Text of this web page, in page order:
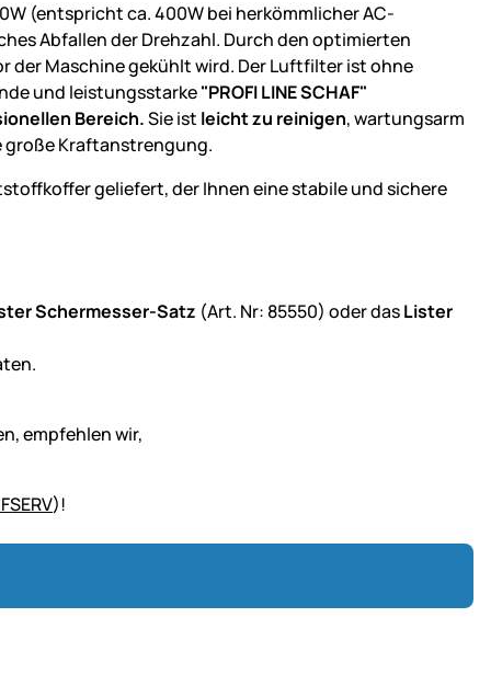
(entspricht ca. 400W bei herkömmlicher AC-
Abfallen der Drehzahl. Durch den optimierten
Maschine gekühlt wird. Der Luftfilter ist ohne
und leistungsstarke"PROFI LINE SCHAF"
Bereich.Sie ist leicht zu reinigen, wartungsarm
große Kraftanstrengung.
geliefert, der Ihnen eine stabile und sichere
Schermesser-Satz (Art. Nr: 85550) oder dasLister
empfehlen wir,
)!